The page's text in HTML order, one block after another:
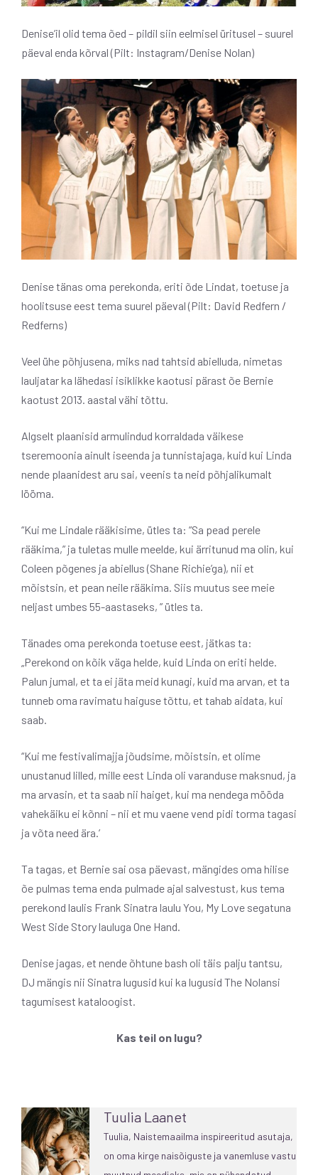
Denise’il olid tema õed – pildil siin eelmisel üritusel – suurel
päeval enda kõrval (Pilt: Instagram/Denise Nolan)
Denise tänas oma perekonda, eriti õde Lindat, toetuse ja
hoolitsuse eest tema suurel päeval (Pilt: David Redfern /
Redferns)
Veel ühe põhjusena, miks nad tahtsid abielluda, nimetas
lauljatar ka lähedasi isiklikke kaotusi pärast õe Bernie
kaotust 2013. aastal vähi tõttu.
Algselt plaanisid armulindud korraldada väikese
tseremoonia ainult iseenda ja tunnistajaga, kuid kui Linda
nende plaanidest aru sai, veenis ta neid põhjalikumalt
lööma.
“Kui me Lindale rääkisime, ütles ta: “Sa pead perele
rääkima,” ja tuletas mulle meelde, kui ärritunud ma olin, kui
Coleen põgenes ja abiellus (Shane Richie’ga), nii et
mõistsin, et pean neile rääkima. Siis muutus see meie
neljast umbes 55-aastaseks, ” ütles ta.
Tänades oma perekonda toetuse eest, jätkas ta:
„Perekond on kõik väga helde, kuid Linda on eriti helde.
Palun jumal, et ta ei jäta meid kunagi, kuid ma arvan, et ta
tunneb oma ravimatu haiguse tõttu, et tahab aidata, kui
saab.
“Kui me festivalimajja jõudsime, mõistsin, et olime
unustanud lilled, mille eest Linda oli varanduse maksnud, ja
ma arvasin, et ta saab nii haiget, kui ma nendega mööda
vahekäiku ei kõnni – nii et mu vaene vend pidi torma tagasi
ja võta need ära.’
Ta tagas, et Bernie sai osa päevast, mängides oma hilise
õe pulmas tema enda pulmade ajal salvestust, kus tema
perekond laulis Frank Sinatra laulu You, My Love segatuna
West Side Story lauluga One Hand.
Denise jagas, et nende õhtune bash oli täis palju tantsu,
DJ mängis nii Sinatra lugusid kui ka lugusid The Nolansi
tagumisest kataloogist.
Kas teil on lugu?
Tuulia Laanet
Tuulia, Naistemaailma inspireeritud asutaja,
on oma kirge naisõiguste ja vanemluse vastu